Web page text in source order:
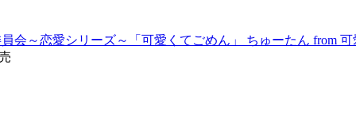
会～恋愛シリーズ～「可愛くてごめん」 ちゅーたん from